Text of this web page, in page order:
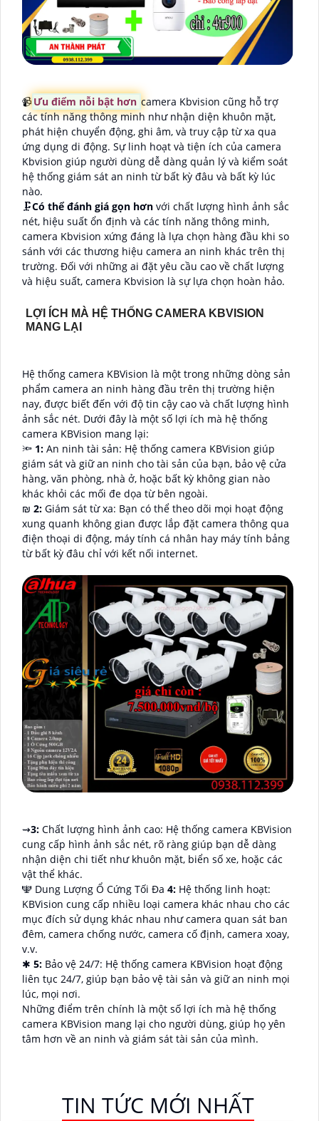
📹 Ưu điểm nỗi bật hơn camera Kbvision cũng hỗ trợ
các tính năng thông minh như nhận diện khuôn mặt,
phát hiện chuyển động, ghi âm, và truy cập từ xa qua
ứng dụng di động. Sự linh hoạt và tiện ích của camera
Kbvision giúp người dùng dễ dàng quản lý và kiểm soát
hệ thống giám sát an ninh từ bất kỳ đâu và bất kỳ lúc
nào.
🗜️Có thể đánh giá gọn hơn với chất lượng hình ảnh sắc
nét, hiệu suất ổn định và các tính năng thông minh,
camera Kbvision xứng đáng là lựa chọn hàng đầu khi so
sánh với các thương hiệu camera an ninh khác trên thị
trường. Đối với những ai đặt yêu cầu cao về chất lượng
và hiệu suất, camera Kbvision là sự lựa chọn hoàn hảo.
LỢI ÍCH MÀ HỆ THỐNG CAMERA KBVISION
MANG LẠI
Hệ thống camera KBVision là một trong những dòng sản
phẩm camera an ninh hàng đầu trên thị trường hiện
nay, được biết đến với độ tin cậy cao và chất lượng hình
ảnh sắc nét. Dưới đây là một số lợi ích mà hệ thống
camera KBVision mang lại:
🔦 1: An ninh tài sản: Hệ thống camera KBVision giúp
giám sát và giữ an ninh cho tài sản của bạn, bảo vệ cửa
hàng, văn phòng, nhà ở, hoặc bất kỳ không gian nào
khác khỏi các mối đe dọa từ bên ngoài.
₪ 2: Giám sát từ xa: Bạn có thể theo dõi mọi hoạt động
xung quanh không gian được lắp đặt camera thông qua
điện thoại di động, máy tính cá nhân hay máy tính bảng
từ bất kỳ đâu chỉ với kết nối internet.
⇝3: Chất lượng hình ảnh cao: Hệ thống camera KBVision
cung cấp hình ảnh sắc nét, rõ ràng giúp bạn dễ dàng
nhận diện chi tiết như khuôn mặt, biển số xe, hoặc các
vật thể khác.
🕎 Dung Lượng Ổ Cứng Tối Đa 4: Hệ thống linh hoạt:
KBVision cung cấp nhiều loại camera khác nhau cho các
mục đích sử dụng khác nhau như camera quan sát ban
đêm, camera chống nước, camera cố định, camera xoay,
v.v.
✱ 5: Bảo vệ 24/7: Hệ thống camera KBVision hoạt động
liên tục 24/7, giúp bạn bảo vệ tài sản và giữ an ninh mọi
lúc, mọi nơi.
Những điểm trên chính là một số lợi ích mà hệ thống
camera KBVision mang lại cho người dùng, giúp họ yên
tâm hơn về an ninh và giám sát tài sản của mình.
TIN TỨC MỚI NHẤT